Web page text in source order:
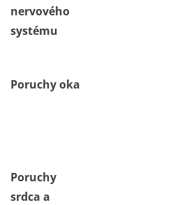
nervového
systému
Poruchy oka
Poruchy
srdca a